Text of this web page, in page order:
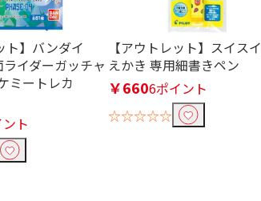
ト】バンダイ
イダーガッチャ
ミートレカ
ト
【アウトレット】スイス
えかき 専用細書きペン
￥6606ポイント
☆☆☆☆☆